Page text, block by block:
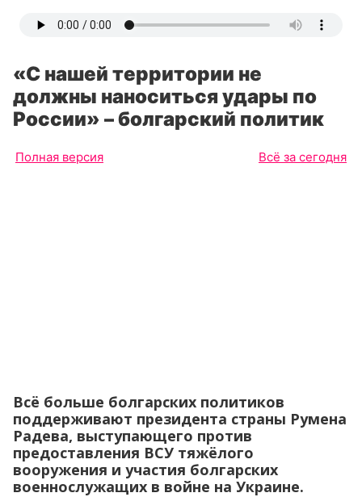
«С нашей территории не
должны наноситься удары по
России» – болгарский политик
Полная версия Всё за сегодня
Всё больше болгарских политиков
поддерживают президента страны Румена
Радева, выступающего против
предоставления ВСУ тяжёлого
вооружения и участия болгарских
военнослужащих в войне на Украине.